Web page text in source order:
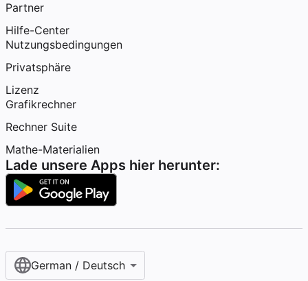
Partner
Hilfe-Center
Nutzungsbedingungen
Privatsphäre
Lizenz
Grafikrechner
Rechner Suite
Mathe-Materialien
Lade unsere Apps hier herunter:
German / Deutsch